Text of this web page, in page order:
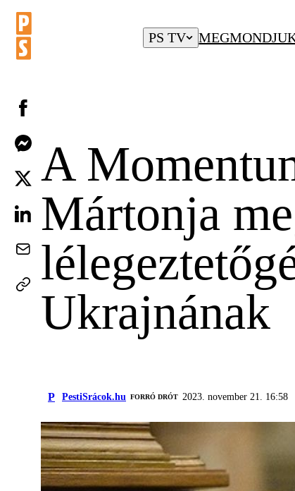
PS TV
A
Mártonja
Ukrajnának
P PestiSrácok.hu FORRÓ DRÓT 2023. november 21. 16:58